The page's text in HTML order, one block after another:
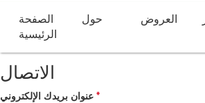
الصفحة
الرئيسية
حول العروض
الاتصال
عنوان بريدك الإلكتروني